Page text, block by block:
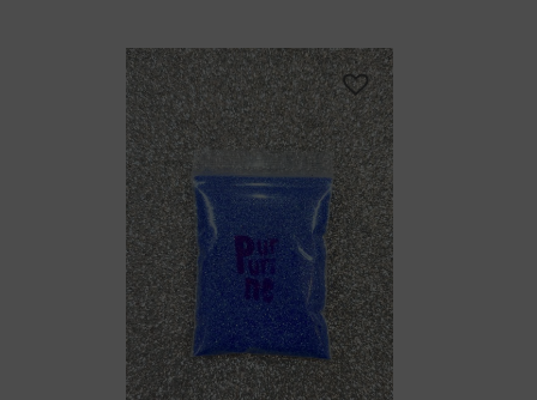
ADICIONAR AO CARRINHO